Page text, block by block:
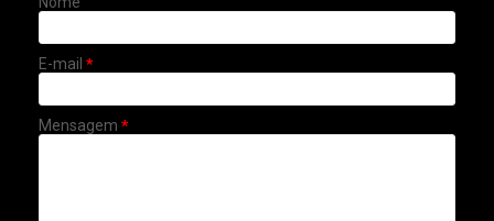
E-mail *
Mensagem *